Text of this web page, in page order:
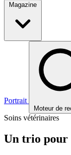
Magazine
Portrait
Moteur de
Soins vétérinaires
Un trio pour